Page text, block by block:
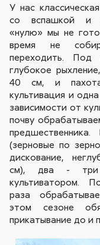
У нас
со вспашкой и
«нулю» мы не
время не
переходить.
глубокое
40 см, и
культивация и
зависимости от
почву
(зерновые по
дискование,
см), два - три
культиватором.
раза
этом сезоне
прикатывание до и